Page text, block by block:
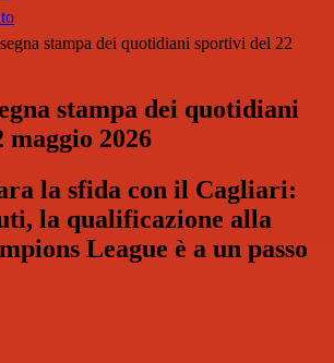
stampa dei quotidiani sportivi del 22
stampa dei quotidiani
2026
la sfida con il Cagliari:
la qualificazione alla
League è a un passo